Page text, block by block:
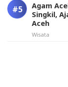
Agam
Singkil,
Aceh
Wisata